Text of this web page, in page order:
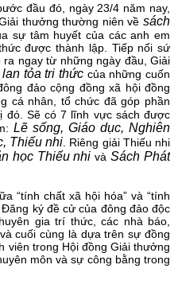
đầu đó, ngày 23/4 năm nay,
thưởng thường niên vềsách
sự tâm huyết của các anh em
được thành lập. Tiếp nối sứ
ngay từ những ngày đầu, Giải
lan tỏa tri thức của những cuốn
đảo cộng đồng xã hội đồng
cá nhân, tổ chức đã góp phần
đó. Sẽ có 7 lĩnh vực sách được
Lẽ sống, Giáo dục, Nghiên
Thiếu nhi . Riêng giải Thiếu nhi
học Thiếu nhi vàSách Phát
“tính chất xã hội hóa” và “tính
ký đề cử của đông đảo độc
gia trí thức, các nhà báo,
cuối cùng là dựa trên sự đồng
viên trong Hội đồng Giải thưởng
môn và sự công bằng trong